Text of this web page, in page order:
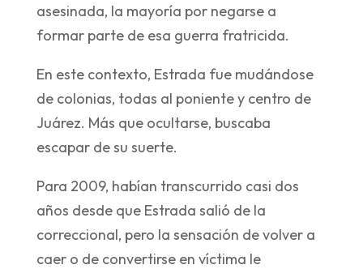
asesinada, la mayoría por negarse a
formar parte de esa guerra fratricida.
En este contexto, Estrada fue mudándose
de colonias, todas al poniente y centro de
Juárez. Más que ocultarse, buscaba
escapar de su suerte.
Para 2009, habían transcurrido casi dos
años desde que Estrada salió de la
correccional, pero la sensación de volver a
caer o de convertirse en víctima le